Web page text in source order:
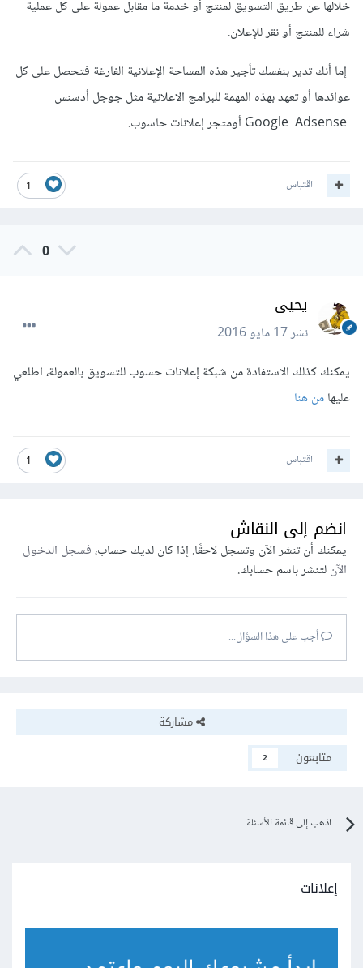
خلالها عن طريق التسويق لمنتج أو خدمة ما مقابل عمولة على كل عملية
شراء للمنتج أو نقر للإعلان.
إما أنك تدير بنفسك تأجير هذه المساحة الإعلانية الفارغة فتحصل على كل
عوائدها أو تعهد بهذه المهمة للبرامج الاعلانية مثل جوجل أدسنس
1 اقتباس
0
يحيى
نشر17 مايو 2016
يمكنك كذلك الاستفادة من شبكة إعلانات حسوب للتسويق بالعمولة، اطلعي
عليهامن هنا
1 اقتباس
انضم إلى النقاش
يمكنك أن تنشر الآن وتسجل لاحقًا. إذا كان لديك حساب،فسجل الدخول
الآنلتنشر باسم حسابك.
أجب على هذا السؤال...
مشاركة
متابعون
2
اذهب إلى قائمة الأسئلة
إعلانات